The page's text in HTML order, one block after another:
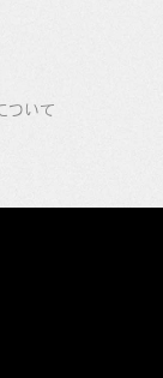
ついて